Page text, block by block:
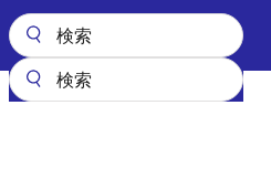
パワーマネジメント
ジメント